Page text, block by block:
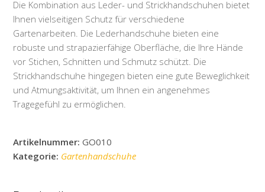
Die Kombination aus Leder- und Strickhandschuhen bietet
Ihnen vielseitigen Schutz für verschiedene
Gartenarbeiten. Die Lederhandschuhe bieten eine
robuste und strapazierfähige Oberfläche, die Ihre Hände
vor Stichen, Schnitten und Schmutz schützt. Die
Strickhandschuhe hingegen bieten eine gute Beweglichkeit
und Atmungsaktivität, um Ihnen ein angenehmes
Tragegefühl zu ermöglichen.
Artikelnummer:GO010
Kategorie: Gartenhandschuhe